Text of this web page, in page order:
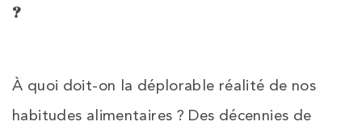
?
À quoi doit-on la déplorable réalité de nos
habitudes alimentaires ? Des décennies de